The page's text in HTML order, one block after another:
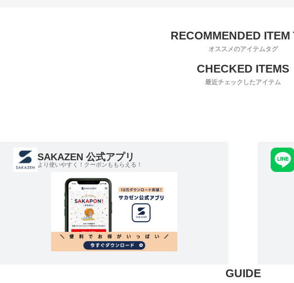
オススメのアイテムタグ
最近チェックしたアイテム
SAKAZEN 公式アプリ
より使いやすく！クーポンももらえる！